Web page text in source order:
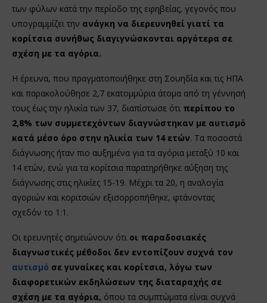
των φύλων κατά την περίοδο της εφηβείας, γεγονός που
υπογραμμίζει την ανάγκη να διερευνηθεί γιατί τα
κορίτσια συνήθως διαγιγνώσκονται αργότερα σε
σχέση με τα αγόρια.
Η έρευνα, που πραγματοποιήθηκε στη Σουηδία και τις ΗΠΑ
και παρακολούθησε 2,7 εκατομμύρια άτομα από τη γέννησή
τους έως την ηλικία των 37, διαπίστωσε ότι περίπου το
2,8% των συμμετεχόντων διαγνώστηκαν με αυτισμό
κατά μέσο όρο στην ηλικία των 14 ετών. Τα ποσοστά
διάγνωσης ήταν πιο αυξημένα για τα αγόρια μεταξύ 10 και
14 ετών, ενώ για τα κορίτσια παρατηρήθηκε αύξηση της
διάγνωσης στις ηλικίες 15-19. Μέχρι τα 20, η αναλογία
αγοριών και κοριτσιών εξισορροπήθηκε, φτάνοντας
σχεδόν το 1:1.
Οι ερευνητές σημειώνουν ότι οι παραδοσιακές
διαγνωστικές μέθοδοι δεν εντοπίζουν συχνά τον
αυτισμό σε γυναίκες και κορίτσια, λόγω των
διαφορετικών εκδηλώσεων της διαταραχής σε
σχέση με τα αγόρια, όπου τα συμπτώματα είναι συχνά